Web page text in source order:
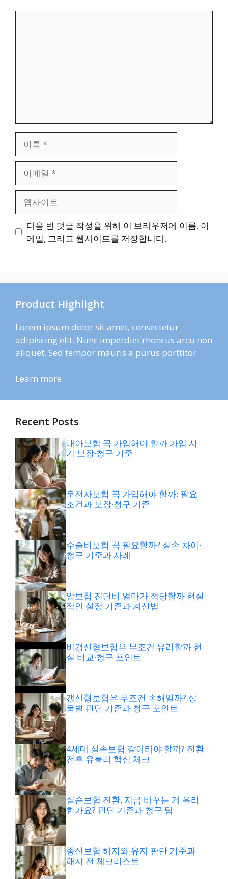
일
트
다음 번 댓글 작성을 위해 이 브라우저에 이름, 이
메일, 그리고 웹사이트를 저장합니다.
Product Highlight
Lorem ipsum dolor sit amet, consectetur
adipiscing elit. Nunc imperdiet rhoncus arcu non
aliquet. Sed tempor mauris a purus porttitor
Learn more
Recent Posts
태아보험 꼭 가입해야 할까 가입 시
기·보장·청구 기준
운전자보험 꼭 가입해야 할까: 필요
조건과 보장·청구 기준
수술비보험 꼭 필요할까? 실손 차이·
청구 기준과 사례
암보험 진단비 얼마가 적당할까 현실
적인 설정 기준과 계산법
비갱신형보험은 무조건 유리할까 현
실 비교·청구 포인트
갱신형보험은 무조건 손해일까? 상
품별 판단 기준과 청구 포인트
4세대 실손보험 갈아타야 할까? 전환
전후 유불리 핵심 체크
실손보험 전환, 지금 바꾸는 게 유리
한가요? 판단 기준과 청구 팁
종신보험 해지와 유지 판단 기준과
해지 전 체크리스트